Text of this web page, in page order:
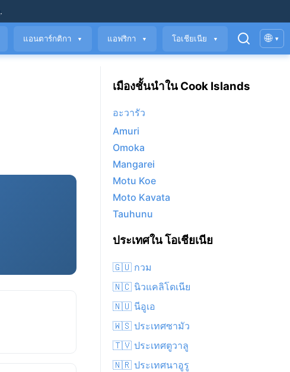
.
แอนตาร์กติกา ▼ แอฟริกา ▼ โอเชียเนีย ▼ 🌐 ▾
เมืองชั้นนำใน Cook Islands
อะวารัว
Amuri
Omoka
Mangarei
Motu Koe
Moto Kavata
Tauhunu
ประเทศใน โอเชียเนีย
🇬🇺 กวม
🇳🇨 นิวแคลิโดเนีย
🇳🇺 นีอูเอ
🇼🇸 ประเทศซามัว
🇹🇻 ประเทศตูวาลู
🇳🇷 ประเทศนาอูรู